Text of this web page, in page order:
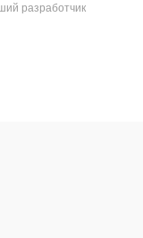
разработчик